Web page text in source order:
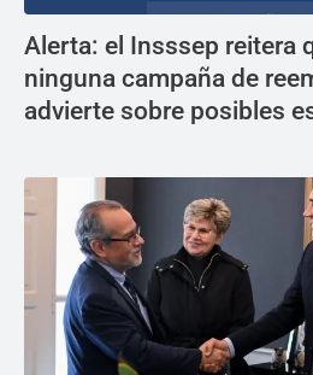
Alerta: el Insssep reitera
ninguna campaña de
advierte sobre posibles